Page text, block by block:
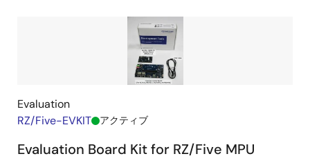
Evaluation
RZ/Five-EVKIT
アクティブ
Evaluation Board Kit for RZ/Five MPU